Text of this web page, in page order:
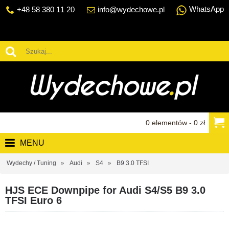
+48 58 380 11 20 info@wydechowe.pl WhatsApp
0 elementów - 0 zł
MENU
Wydechy / Tuning Audi S4 B9 3.0 TFSI
HJS ECE Downpipe for Audi S4/S5 B9 3.0
TFSI Euro 6